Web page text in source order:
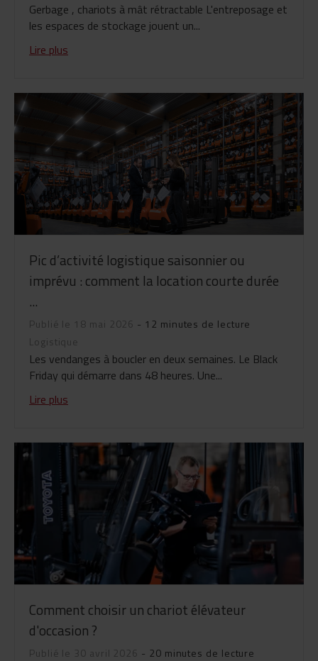
Gerbage , chariots à mât rétractable L'entreposage et
les espaces de stockage jouent un...
Lire plus
Pic d’activité logistique saisonnier ou
imprévu : comment la location courte durée
...
Publié le 18 mai 2026 - 12 minutes de lecture
Logistique
Les vendanges à boucler en deux semaines. Le Black
Friday qui démarre dans 48 heures. Une...
Lire plus
Comment choisir un chariot élévateur
d'occasion ?
Publié le 30 avril 2026 - 20 minutes de lecture